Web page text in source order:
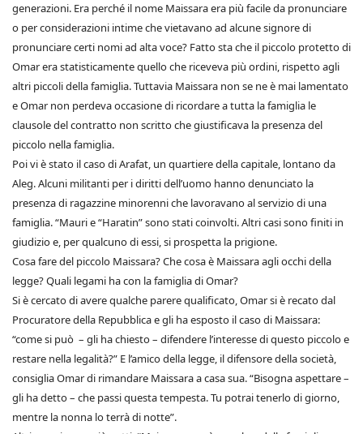
generazioni. Era perché il nome Maissara era più facile da pronunciare
o per considerazioni intime che vietavano ad alcune signore di
pronunciare certi nomi ad alta voce? Fatto sta che il piccolo protetto di
Omar era statisticamente quello che riceveva più ordini, rispetto agli
altri piccoli della famiglia. Tuttavia Maissara non se ne è mai lamentato
e Omar non perdeva occasione di ricordare a tutta la famiglia le
clausole del contratto non scritto che giustificava la presenza del
piccolo nella famiglia.
Poi vi è stato il caso di Arafat, un quartiere della capitale, lontano da
Aleg. Alcuni militanti per i diritti dell’uomo hanno denunciato la
presenza di ragazzine minorenni che lavoravano al servizio di una
famiglia. “Mauri e “Haratin” sono stati coinvolti. Altri casi sono finiti in
giudizio e, per qualcuno di essi, si prospetta la prigione.
Cosa fare del piccolo Maissara? Che cosa è Maissara agli occhi della
legge? Quali legami ha con la famiglia di Omar?
Si è cercato di avere qualche parere qualificato, Omar si è recato dal
Procuratore della Repubblica e gli ha esposto il caso di Maissara:
“come si può – gli ha chiesto – difendere l’interesse di questo piccolo e
restare nella legalità?” E l’amico della legge, il difensore della società,
consiglia Omar di rimandare Maissara a casa sua. “Bisogna aspettare –
gli ha detto – che passi questa tempesta. Tu potrai tenerlo di giorno,
mentre la nonna lo terrà di notte”.